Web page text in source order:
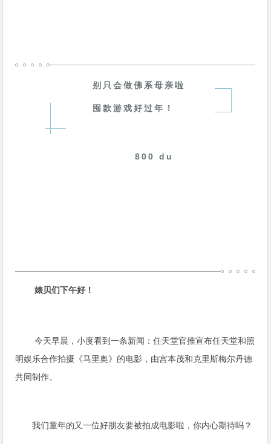
别只会做佛系母亲啦
囤款游戏好过年！
800 du
婊贝们下午好！
今天早晨，小度看到一条新闻：任天堂官推宣布任天堂和照
明娱乐合作拍摄《马里奥》的电影，由宫本茂和克里斯梅尔丹德
共同制作。
我们童年的又一位好朋友要被拍成电影啦，你内心期待吗？